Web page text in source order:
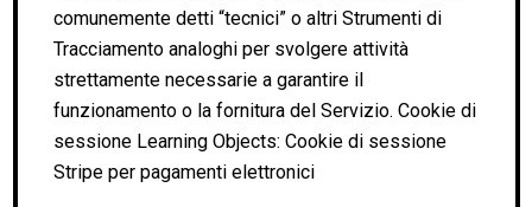
comunemente detti “tecnici” o altri Strumenti di
Tracciamento analoghi per svolgere attività
strettamente necessarie a garantire il
funzionamento o la fornitura del Servizio. Cookie di
sessione Learning Objects: Cookie di sessione
Stripe per pagamenti elettronici